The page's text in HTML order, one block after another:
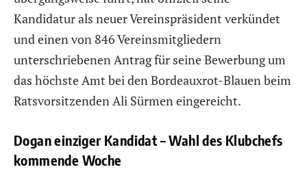
Kandidatur als neuer Vereinspräsident verkündet
und einen von 846 Vereinsmitgliedern
unterschriebenen Antrag für seine Bewerbung um
das höchste Amt bei den Bordeauxrot-Blauen beim
Ratsvorsitzenden Ali Sürmen eingereicht.
Dogan einziger Kandidat – Wahl des Klubchefs
kommende Woche